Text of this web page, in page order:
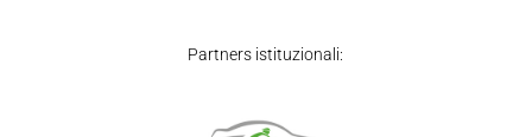
Partners istituzionali: